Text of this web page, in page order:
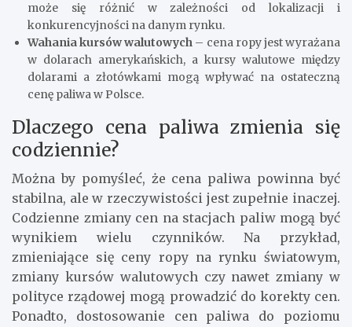
może się różnić w zależności od lokalizacji i
konkurencyjności na danym rynku.
Wahania kursów walutowych – cena ropy jest wyrażana
w dolarach amerykańskich, a kursy walutowe między
dolarami a złotówkami mogą wpływać na ostateczną
cenę paliwa w Polsce.
Dlaczego cena paliwa zmienia się
codziennie?
Można by pomyśleć, że cena paliwa powinna być
stabilna, ale w rzeczywistości jest zupełnie inaczej.
Codzienne zmiany cen na stacjach paliw mogą być
wynikiem wielu czynników. Na przykład,
zmieniające się ceny ropy na rynku światowym,
zmiany kursów walutowych czy nawet zmiany w
polityce rządowej mogą prowadzić do korekty cen.
Ponadto, dostosowanie cen paliwa do poziomu